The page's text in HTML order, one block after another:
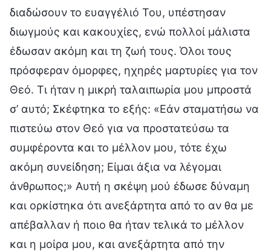
διαδώσουν το ευαγγέλιό Του, υπέστησαν
διωγμούς και κακουχίες, ενώ πολλοί μάλιστα
έδωσαν ακόμη και τη ζωή τους. Όλοι τους
πρόσφεραν όμορφες, ηχηρές μαρτυρίες για τον
Θεό. Τι ήταν η μικρή ταλαιπωρία μου μπροστά
σ’ αυτό; Σκέφτηκα το εξής: «Εάν σταματήσω να
πιστεύω στον Θεό για να προστατεύσω τα
συμφέροντα και το μέλλον μου, τότε έχω
ακόμη συνείδηση; Είμαι άξια να λέγομαι
άνθρωπος;» Αυτή η σκέψη μού έδωσε δύναμη
και ορκίστηκα ότι ανεξάρτητα από το αν θα με
απέβαλλαν ή ποιο θα ήταν τελικά το μέλλον
και η μοίρα μου, και ανεξάρτητα από την